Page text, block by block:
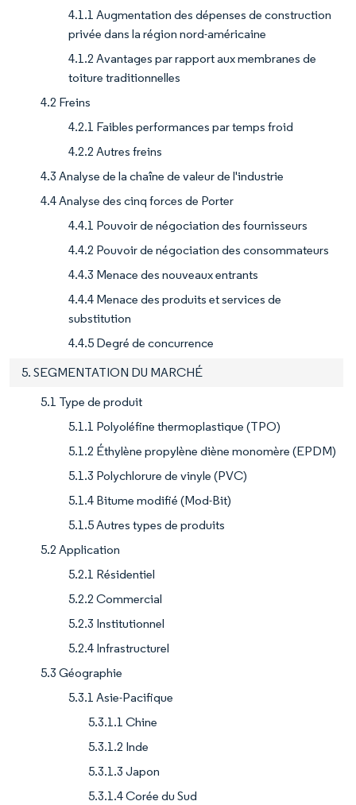
4.1.1 Augmentation des dépenses de construction
privée dans la région nord-américaine
4.1.2 Avantages par rapport aux membranes de
toiture traditionnelles
4.2 Freins
4.2.1 Faibles performances par temps froid
4.2.2 Autres freins
4.3 Analyse de la chaîne de valeur de l'industrie
4.4 Analyse des cinq forces de Porter
4.4.1 Pouvoir de négociation des fournisseurs
4.4.2 Pouvoir de négociation des consommateurs
4.4.3 Menace des nouveaux entrants
4.4.4 Menace des produits et services de
substitution
4.4.5 Degré de concurrence
5. SEGMENTATION DU MARCHÉ
5.1 Type de produit
5.1.1 Polyoléfine thermoplastique (TPO)
5.1.2 Éthylène propylène diène monomère (EPDM)
5.1.3 Polychlorure de vinyle (PVC)
5.1.4 Bitume modifié (Mod-Bit)
5.1.5 Autres types de produits
5.2 Application
5.2.1 Résidentiel
5.2.2 Commercial
5.2.3 Institutionnel
5.2.4 Infrastructurel
5.3 Géographie
5.3.1 Asie-Pacifique
5.3.1.1 Chine
5.3.1.2 Inde
5.3.1.3 Japon
5.3.1.4 Corée du Sud